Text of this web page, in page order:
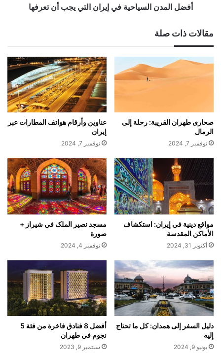
أفضل المدن السياحية في إيران التي يجب أن تعرفها
مقالات ذات صلة
صحارى طهران القريبة: رحلة إلى
الرمال
نوفمبر 7, 2024
عناوين وأرقام هواتف المطارات عبر
إيران
نوفمبر 7, 2024
مواقع دينية في إيران: استكشاف
الأماكن المقدسة
أكتوبر 31, 2024
مسجد نصير الملک في شيراز +
صورة
نوفمبر 4, 2024
دليل السفر إلى همدان: كل ما تحتاج
إليه
يونيو 9, 2024
أفضل 8 فنادق فاخرة من فئة 5
نجوم في طهران
سبتمبر 9, 2023